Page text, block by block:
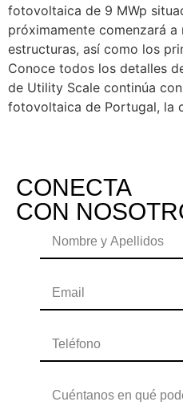
fotovoltaica de 9 MWp
próximamente comenzará
estructuras, así como los
Conoce todos los detalles
de Utility Scale continúa
fotovoltaica de Portugal, la
CONECTA
CON